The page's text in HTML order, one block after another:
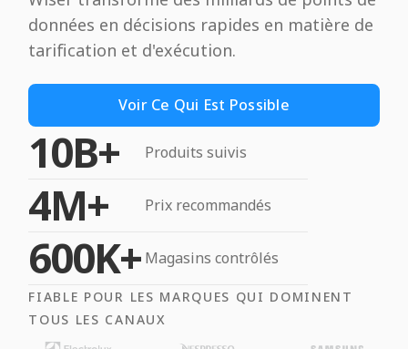
données en décisions rapides en matière de
tarification et d'exécution.
Voir Ce Qui Est Possible
10B+ Produits suivis
4M+ Prix recommandés
600K+ Magasins contrôlés
FIABLE POUR LES MARQUES QUI DOMINENT
TOUS LES CANAUX